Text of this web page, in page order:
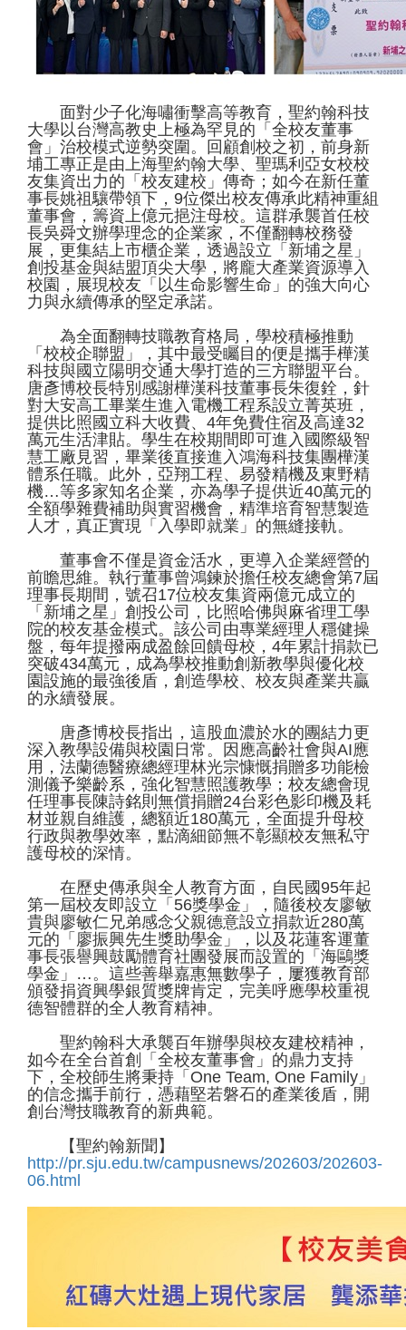
面對少子化海嘯衝擊高等教育，聖約翰科技
大學以台灣高教史上極為罕見的「全校友董事
會」治校模式逆勢突圍。回顧創校之初，前身新
埔工專正是由上海聖約翰大學、聖瑪利亞女校校
友集資出力的「校友建校」傳奇；如今在新任董
事長姚祖驤帶領下，9位傑出校友傳承此精神重組
董事會，籌資上億元挹注母校。這群承襲首任校
長吳舜文辦學理念的企業家，不僅翻轉校務發
展，更集結上市櫃企業，透過設立「新埔之星」
創投基金與結盟頂尖大學，將龐大產業資源導入
校園，展現校友「以生命影響生命」的強大向心
力與永續傳承的堅定承諾。
為全面翻轉技職教育格局，學校積極推動
「校校企聯盟」，其中最受矚目的便是攜手樺漢
科技與國立陽明交通大學打造的三方聯盟平台。
唐彥博校長特別感謝樺漢科技董事長朱復銓，針
對大安高工畢業生進入電機工程系設立菁英班，
提供比照國立科大收費、4年免費住宿及高達32
萬元生活津貼。學生在校期間即可進入國際級智
慧工廠見習，畢業後直接進入鴻海科技集團樺漢
體系任職。此外，亞翔工程、易發精機及東野精
機…等多家知名企業，亦為學子提供近40萬元的
全額學雜費補助與實習機會，精準培育智慧製造
人才，真正實現「入學即就業」的無縫接軌。
董事會不僅是資金活水，更導入企業經營的
前瞻思維。執行董事曾鴻鍊於擔任校友總會第7屆
理事長期間，號召17位校友集資兩億元成立的
「新埔之星」創投公司，比照哈佛與麻省理工學
院的校友基金模式。該公司由專業經理人穩健操
盤，每年提撥兩成盈餘回饋母校，4年累計捐款已
突破434萬元，成為學校推動創新教學與優化校
園設施的最強後盾，創造學校、校友與產業共贏
的永續發展。
唐彥博校長指出，這股血濃於水的團結力更
深入教學設備與校園日常。因應高齡社會與AI應
用，法蘭德醫療總經理林光宗慷慨捐贈多功能檢
測儀予樂齡系，強化智慧照護教學；校友總會現
任理事長陳詩銘則無償捐贈24台彩色影印機及耗
材並親自維護，總額近180萬元，全面提升母校
行政與教學效率，點滴細節無不彰顯校友無私守
護母校的深情。
在歷史傳承與全人教育方面，自民國95年起
第一屆校友即設立「56獎學金」，隨後校友廖敏
貴與廖敏仁兄弟感念父親德意設立捐款近280萬
元的「廖振興先生獎助學金」，以及花蓮客運董
事長張譽興鼓勵體育社團發展而設置的「海鷗獎
學金」…。這些善舉嘉惠無數學子，屢獲教育部
頒發捐資興學銀質獎牌肯定，完美呼應學校重視
德智體群的全人教育精神。
聖約翰科大承襲百年辦學與校友建校精神，
如今在全台首創「全校友董事會」的鼎力支持
下，全校師生將秉持「One Team, One Family」
的信念攜手前行，憑藉堅若磐石的產業後盾，開
創台灣技職教育的新典範。
【聖約翰新聞】
http://pr.sju.edu.tw/campusnews/202603/202603-
06.html